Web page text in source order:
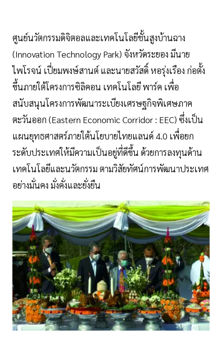
ศูนย์นวัตกรรมดิจิตอลและเทคโนโลยีชั้นสูงบ้านฉาง
(Innovation Technology Park) จังหวัดระยอง มีนาย
ไพโรจน์ เปี่ยมพงษ์สานต์ และนายสวัสดิ์ หอรุ่งเรือง ก่อตั้ง
ขึ้นภายใต้โครงการซิลิคอน เทคโนโลยี พาร์ค เพื่อ
สนับสนุนโครงการพัฒนาระเบียงเศรษฐกิจพิเศษภาค
ตะวันออก (Eastern Economic Corridor : EEC) ซึ่งเป็น
แผนยุทธศาสตร์ภายใต้นโยบายไทยแลนด์ 4.0 เพื่อยก
ระดับประเทศให้มีความเป็นอยู่ที่ดีขึ้น ด้วยการลงทุนด้าน
เทคโนโลยีและนวัตกรรม ตามวิสัยทัศน์การพัฒนาประเทศ
อย่างมั่นคง มั่งคั่งและยั่งยืน